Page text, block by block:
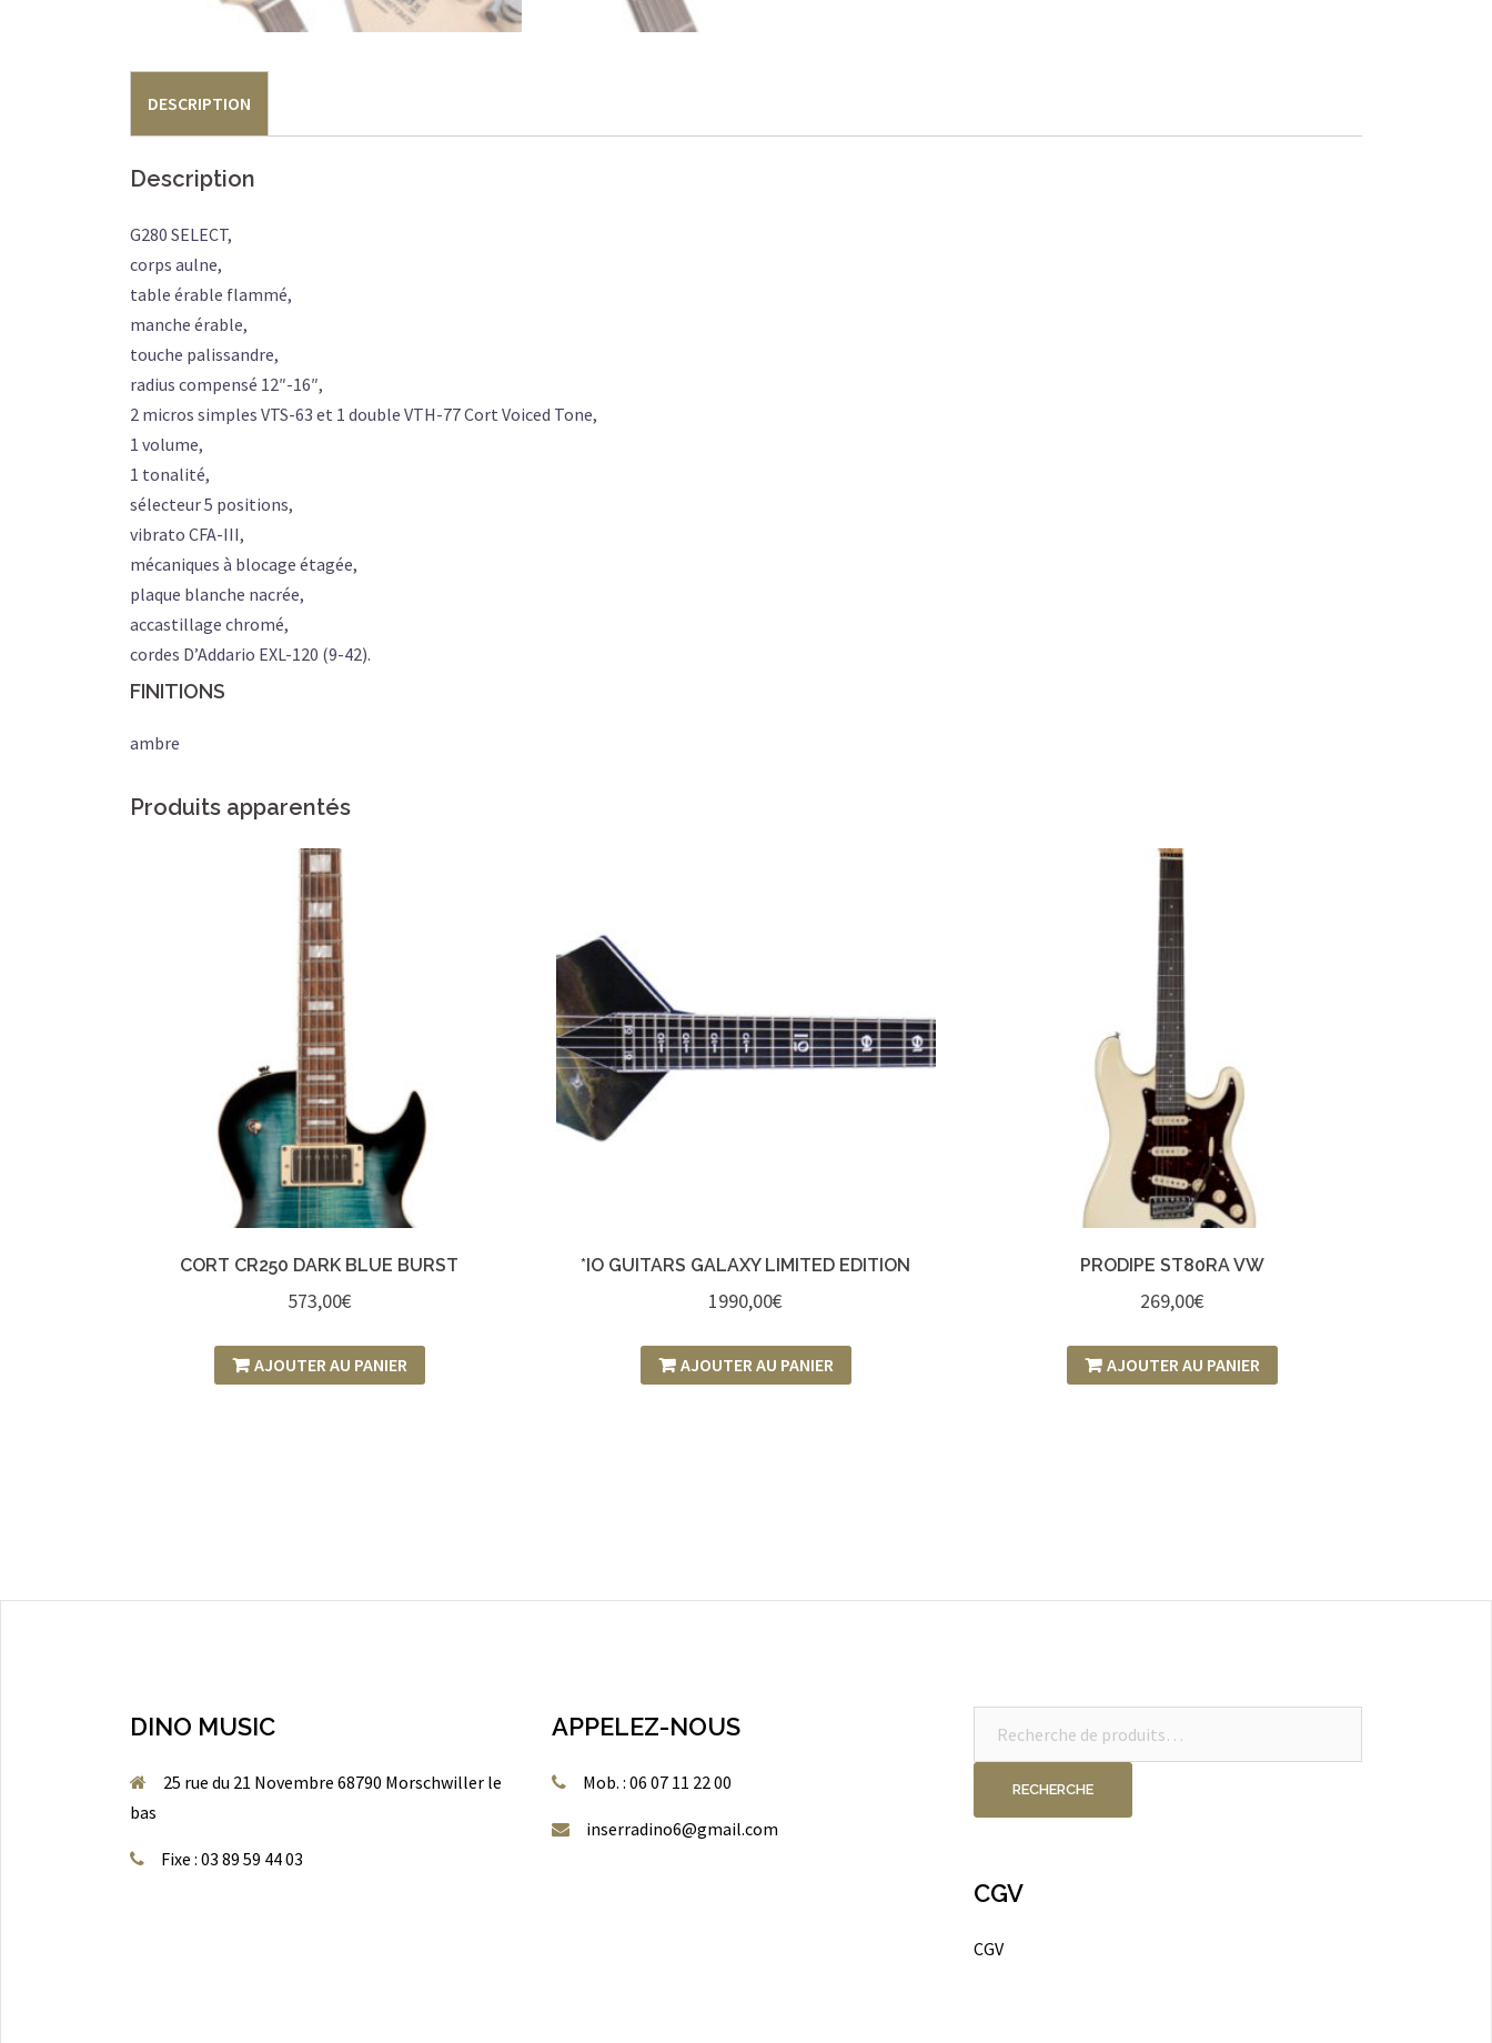
DESCRIPTION
Description
G280 SELECT,
corps aulne,
table érable flammé,
manche érable,
touche palissandre,
radius compensé 12″-16″,
2 micros simples VTS-63 et 1 double VTH-77 Cort Voiced Tone,
1 volume,
1 tonalité,
sélecteur 5 positions,
vibrato CFA-III,
mécaniques à blocage étagée,
plaque blanche nacrée,
accastillage chromé,
cordes D’Addario EXL-120 (9-42).
FINITIONS
ambre
Produits apparentés
CORT CR250 DARK BLUE BURST
573,00€
AJOUTER AU PANIER
*IO GUITARS GALAXY LIMITED EDITION
1990,00€
AJOUTER AU PANIER
PRODIPE ST80RA VW
269,00€
AJOUTER AU PANIER
DINO MUSIC
25 rue du 21 Novembre 68790 Morschwiller le
bas
Fixe : 03 89 59 44 03
APPELEZ-NOUS
Mob. : 06 07 11 22 00
inserradino6@gmail.com
RECHERCHE
CGV
CGV